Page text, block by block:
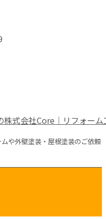
式会社Core｜リフォー
や外壁塗装・屋根塗装のご依頼